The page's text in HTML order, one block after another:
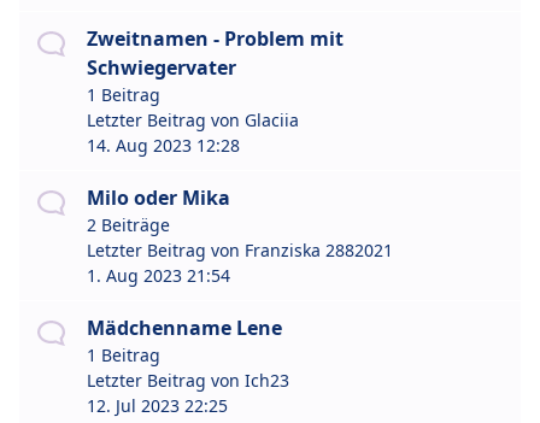
Zweitnamen - Problem mit
Schwiegervater
1 Beitrag
Letzter Beitrag von Glaciia
14. Aug 2023 12:28
Milo oder Mika
2 Beiträge
Letzter Beitrag von Franziska 2882021
1. Aug 2023 21:54
Mädchenname Lene
1 Beitrag
Letzter Beitrag von Ich23
12. Jul 2023 22:25